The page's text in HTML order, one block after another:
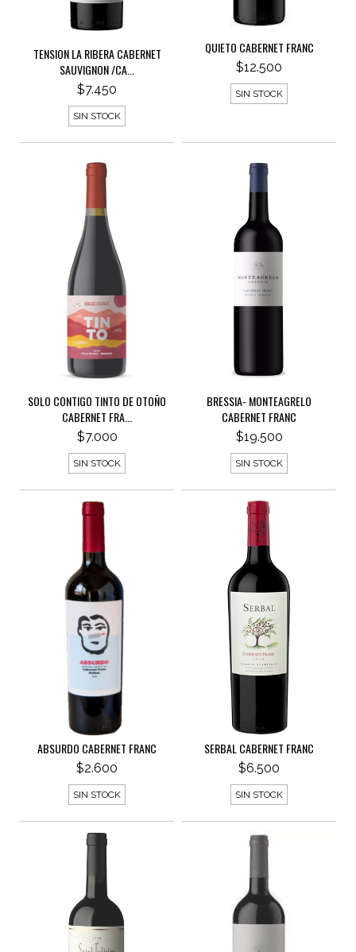
TENSION LA RIBERA CABERNET
SAUVIGNON /CA...
$7.450
SIN STOCK
QUIETO CABERNET FRANC
$12.500
SIN STOCK
SOLO CONTIGO TINTO DE OTOÑO
CABERNET FRA...
$7.000
SIN STOCK
BRESSIA- MONTEAGRELO
CABERNET FRANC
$19.500
SIN STOCK
ABSURDO CABERNET FRANC
$2.600
SIN STOCK
SERBAL CABERNET FRANC
$6.500
SIN STOCK